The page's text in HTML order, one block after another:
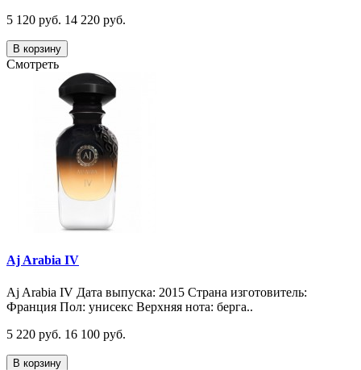
5 120 руб. 14 220 руб.
В корзину
Смотреть
Aj Arabia IV
Aj Arabia IV Дата выпуска: 2015 Страна изготовитель:
Франция Пол: унисекс Верхняя нота: берга..
5 220 руб. 16 100 руб.
В корзину